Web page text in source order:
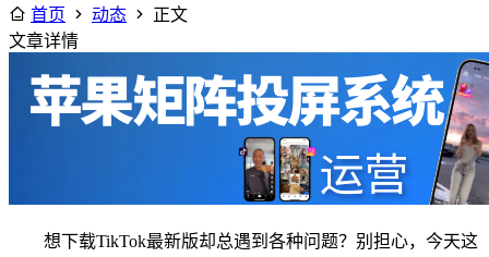
首页
动态
正文
文章详情
想下载TikTok最新版却总遇到各种问题？别担心，今天这